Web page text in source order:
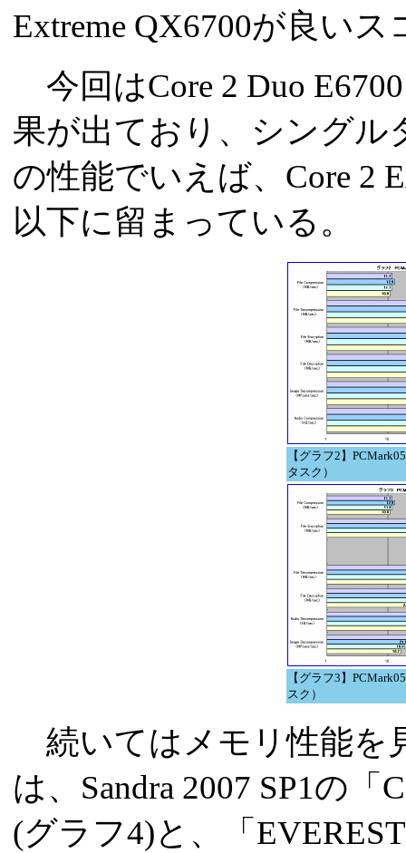
Extreme QX6700が良い
今回はCore 2 Duo
果が出ており、シングル
の性能でいえば、Core 2
以下に留まっている。
【グラフ2】
タスク）
【グラフ3】
スク）
続いてはメモリ性能を
は、Sandra 2007 SP1の「
(グラフ4)と、「